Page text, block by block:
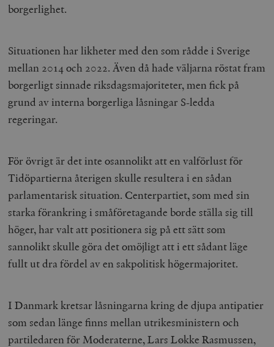
borgerlighet.
Situationen har likheter med den som rådde i Sverige
mellan 2014 och 2022. Även då hade väljarna röstat fram
borgerligt sinnade riksdagsmajoriteter, men fick på
grund av interna borgerliga låsningar S-ledda
regeringar.
För övrigt är det inte osannolikt att en valförlust för
Tidöpartierna återigen skulle resultera i en sådan
parlamentarisk situation. Centerpartiet, som med sin
starka förankring i småföretagande borde ställa sig till
höger, har valt att positionera sig på ett sätt som
sannolikt skulle göra det omöjligt att i ett sådant läge
fullt ut dra fördel av en sakpolitisk högermajoritet.
I Danmark kretsar låsningarna kring de djupa antipatier
som sedan länge finns mellan utrikesministern och
partiledaren för Moderaterne, Lars Løkke Rasmussen,